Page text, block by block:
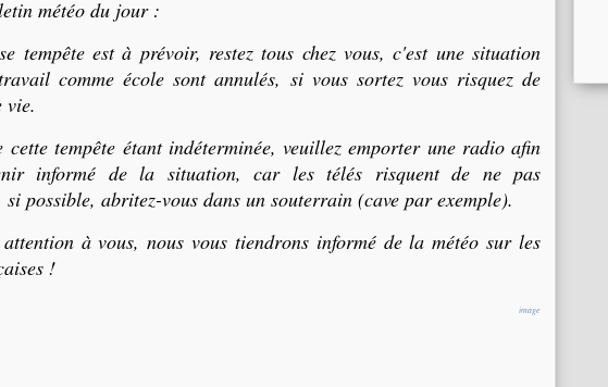
météo du jour :
tempête est à prévoir, restez tous chez vous, c'est une situation
comme école sont annulés, si vous sortez vous risquez de
vie.
cette tempête étant indéterminée, veuillez emporter une radio afin
informé de la situation, car les télés risquent de ne pas
possible, abritez-vous dans un souterrain (cave par exemple).
à vous, nous vous tiendrons informé de la météo sur les
!
image